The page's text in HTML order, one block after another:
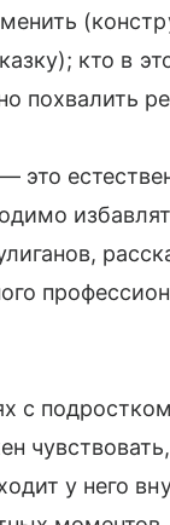
кто в
похвалить
с
у него